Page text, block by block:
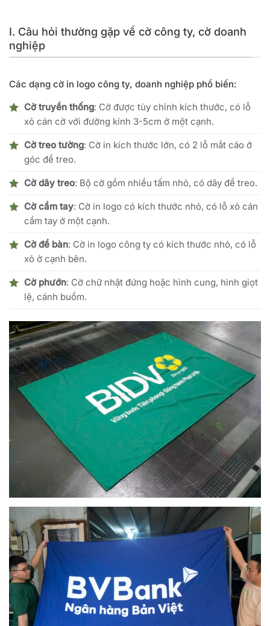
I. Câu hỏi thường gặp về cờ công ty, cờ doanh
nghiệp
Các dạng cờ in logo công ty, doanh nghiệp phổ biến:
Cờ truyền thống: Cờ được tùy chỉnh kích thước, có lỗ
xỏ cán cờ với đường kính 3-5cm ở một cạnh.
Cờ treo tường: Cờ in kích thước lớn, có 2 lỗ mắt cáo ở
góc để treo.
Cờ dây treo: Bộ cờ gồm nhiều tấm nhỏ, có dây để treo.
Cờ cầm tay: Cờ in logo có kích thước nhỏ, có lỗ xỏ cán
cầm tay ở một cạnh.
Cờ để bàn: Cờ in logo công ty có kích thước nhỏ, có lỗ
xỏ ở cạnh bên.
Cờ phướn: Cờ chữ nhật đứng hoặc hình cung, hình giọt
lệ, cánh buồm.
Dịch vụ in cờ được nhiều công ty, tập đoàn tin tưởng lựa